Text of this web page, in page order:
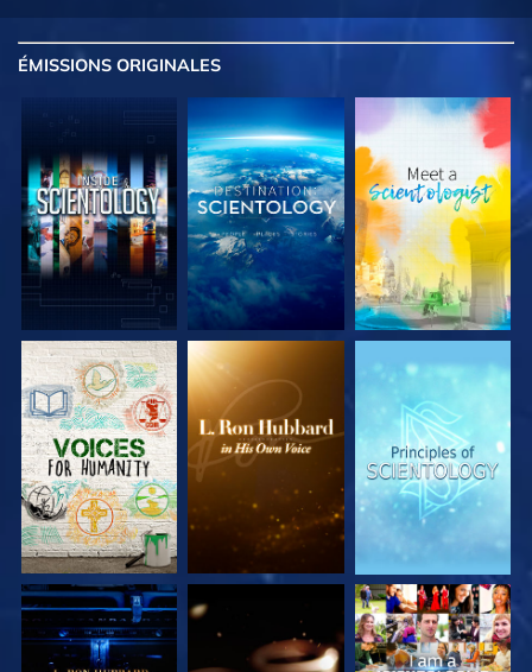
ÉMISSIONS ORIGINALES
DÉCOUVRIR LES
SÉRIES
DÉCOUVRIR LES
SÉRIES
DÉCOUVRIR LES
SÉRIES
DÉCOUVRIR LES
DÉCOUVRIR LES
REGARDER